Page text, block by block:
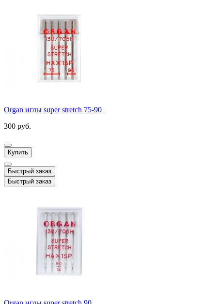
Organ иглы super stretch 75-90
300 руб.
Купить
Быстрый заказ
Быстрый заказ